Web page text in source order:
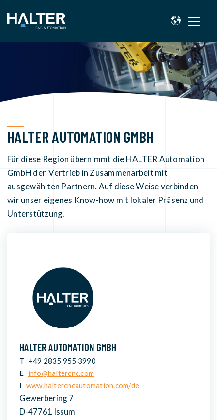
HALTER AUTOMATION GMBH
Für diese Region übernimmt die HALTER Automation
GmbH den Vertrieb in Zusammenarbeit mit
ausgewählten Partnern. Auf diese Weise verbinden
wir unser eigenes Know-how mit lokaler Präsenz und
Unterstützung.
HALTER AUTOMATION GMBH
T
+49 2835 955 3990
E info@haltercnc.com
I www.haltercncautomation.com/de
Gewerbering 7
D-47761 Issum